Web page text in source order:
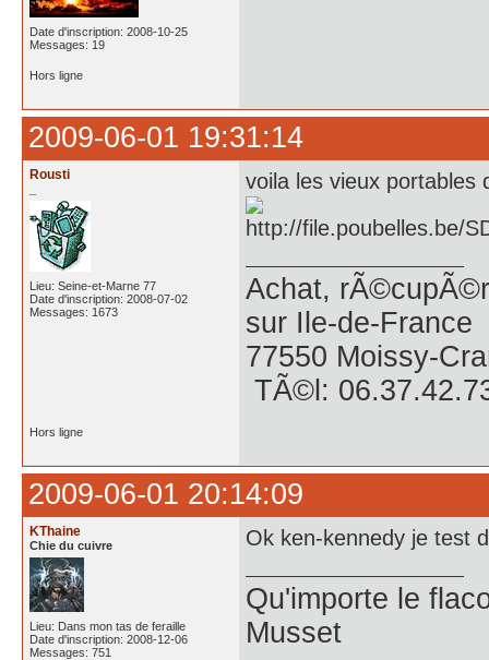
Date d'inscription: 2008-10-25
Messages: 19
Hors ligne
2009-06-01 19:31:14
Rousti
Lieu: Seine-et-Marne 77
Date d'inscription: 2008-07-02
Messages: 1673
voila les vieux
Achat,
sur Ile-de-France
77550 Moissy-
TÃ©l:
Hors ligne
2009-06-01 20:14:09
KThaine
Chie du cuivre
Lieu: Dans mon tas de feraille
Date d'inscription: 2008-12-06
Messages: 751
Ok ken-kennedy je test
Qu'importe le
Musset